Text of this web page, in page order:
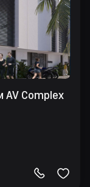
AV Complex